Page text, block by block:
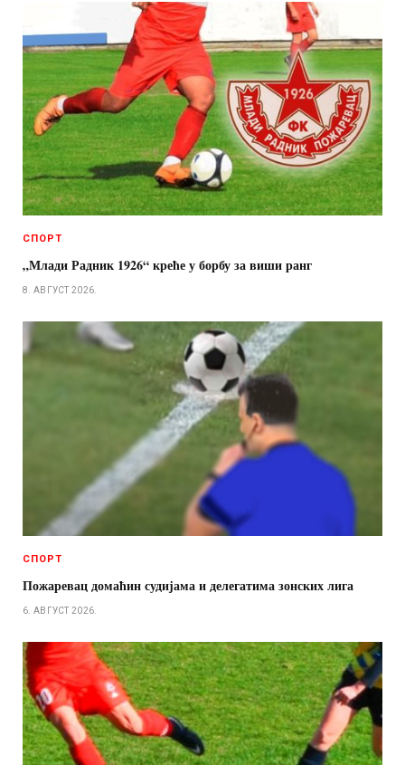
СПОРТ
„Млади Радник 1926“ креће у борбу за виши ранг
8. АВГУСТ 2026.
СПОРТ
Пожаревац домаћин судијама и делегатима зонских лига
6. АВГУСТ 2026.